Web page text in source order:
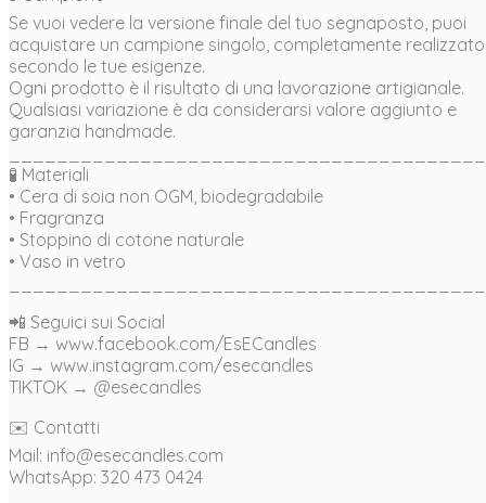
Se vuoi vedere la versione finale del tuo segnaposto, puoi
acquistare un campione singolo, completamente realizzato
secondo le tue esigenze.
Ogni prodotto è il risultato di una lavorazione artigianale.
Qualsiasi variazione è da considerarsi valore aggiunto e
garanzia handmade.
🧪 Materiali
• Cera di soia non OGM, biodegradabile
• Fragranza
• Stoppino di cotone naturale
• Vaso in vetro
📲 Seguici sui Social
FB → www.facebook.com/EsECandles
IG → www.instagram.com/esecandles
TIKTOK → @esecandles
✉️ Contatti
Mail: info@esecandles.com
WhatsApp: 320 473 0424